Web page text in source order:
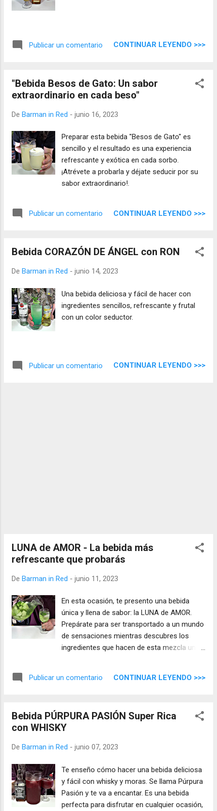
Publicar un comentario CONTINUAR LEYENDO >>>
"Bebida Besos de Gato: Un sabor
extraordinario en cada beso"
De Barman in Red - junio 16, 2023
Preparar esta bebida "Besos de Gato" es
sencillo y el resultado es una experiencia
refrescante y exótica en cada sorbo.
¡Atrévete a probarla y déjate seducir por su
sabor extraordinario!.
Publicar un comentario CONTINUAR LEYENDO >>>
Bebida CORAZÓN DE ÁNGEL con RON
De Barman in Red - junio 14, 2023
Una bebida deliciosa y fácil de hacer con
ingredientes sencillos, refrescante y frutal
con un color seductor.
Publicar un comentario CONTINUAR LEYENDO >>>
LUNA de AMOR - La bebida más
refrescante que probarás
De Barman in Red - junio 11, 2023
En esta ocasión, te presento una bebida
única y llena de sabor: la LUNA de AMOR.
Prepárate para ser transportado a un mundo
de sensaciones mientras descubres los
ingredientes que hacen de esta mezcla una
Publicar un comentario CONTINUAR LEYENDO >>>
Bebida PÚRPURA PASIÓN Super Rica
con WHISKY
De Barman in Red - junio 07, 2023
Te enseño cómo hacer una bebida deliciosa
y fácil con whisky y moras. Se llama Púrpura
Pasión y te va a encantar. Es una bebida
perfecta para disfrutar en cualquier ocasión,